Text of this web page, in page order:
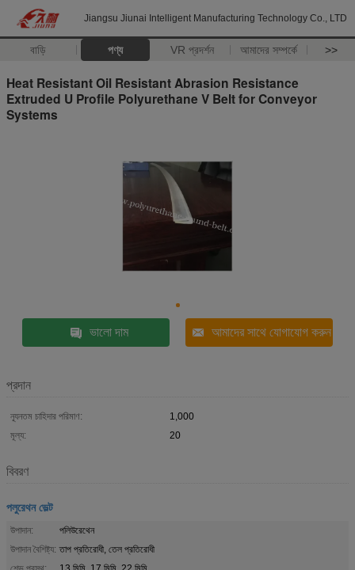
Jiangsu Jiunai Intelligent Manufacturing Technology Co., LTD
বাড়ি পণ্য VR প্রদর্শন আমাদের সম্পর্কে >>
Heat Resistant Oil Resistant Abrasion Resistance
Extruded U Profile Polyurethane V Belt for Conveyor
Systems
ভালো দাম আমাদের সাথে যোগাযোগ করুন
প্রদান
ন্যূনতম চাহিদার পরিমাণ:
1,000
মূল্য:
20
বিবরণ
পলুরেথন ভেল্ট
উপাদান:
পলিউরেথেন
উপাদান বৈশিষ্ট্য: তাপ প্রতিরোধী, তেল প্রতিরোধী